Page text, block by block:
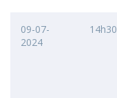
09-07-
2024
14h30